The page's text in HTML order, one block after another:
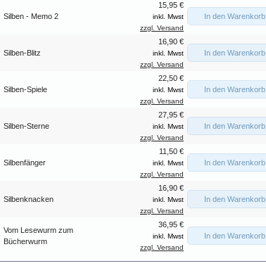
Silben - Memo 2
15,95 €
inkl. Mwst
zzgl. Versand
In den Warenkorb
Silben-Blitz
16,90 €
inkl. Mwst
zzgl. Versand
In den Warenkorb
Silben-Spiele
22,50 €
inkl. Mwst
zzgl. Versand
In den Warenkorb
Silben-Sterne
27,95 €
inkl. Mwst
zzgl. Versand
In den Warenkorb
Silbenfänger
11,50 €
inkl. Mwst
zzgl. Versand
In den Warenkorb
Silbenknacken
16,90 €
inkl. Mwst
zzgl. Versand
In den Warenkorb
Vom Lesewurm zum
Bücherwurm
36,95 €
inkl. Mwst
zzgl. Versand
In den Warenkorb